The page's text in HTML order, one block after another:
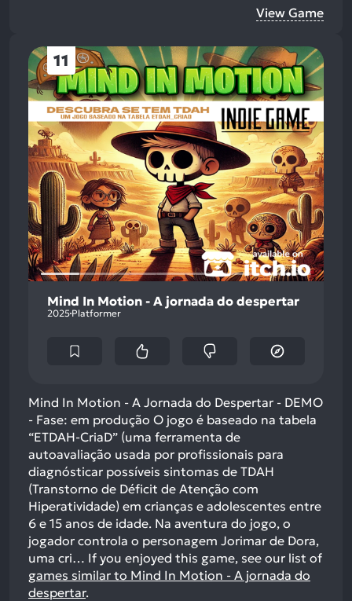
View Game
11
Mind In Motion - A jornada do despertar
2025 Platformer
Mind In Motion - A Jornada do Despertar - DEMO
- Fase: em produção O jogo é baseado na tabela
“ETDAH-CriaD” (uma ferramenta de
autoavaliação usada por profissionais para
diagnósticar possíveis sintomas de TDAH
(Transtorno de Déficit de Atenção com
Hiperatividade) em crianças e adolescentes entre
6 e 15 anos de idade. Na aventura do jogo, o
jogador controla o personagem Jorimar de Dora,
uma cri… If you enjoyed this game, see our list of
games similar to Mind In Motion - A jornada do
despertar.